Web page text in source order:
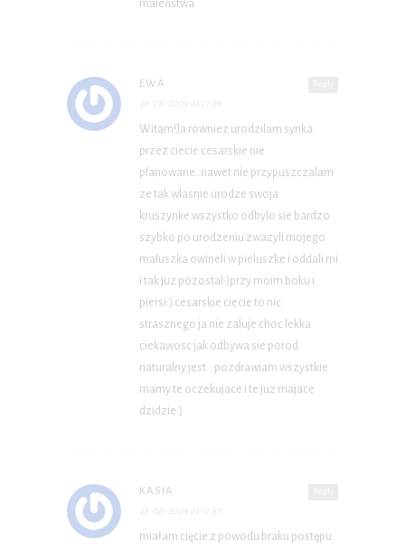
maleństwa.
EWA
Witam!Ja rowniez urodzilam synka
przez ciecie cesarskie nie
planowane..nawet nie przypuszczalam
ze tak wlasnie urodze swoja
kruszynke.wszystko odbylo sie bardzo
szybko po urodzeniu zwazyli mojego
maluszka owineli w pieluszke i oddali mi
i tak juz pozostal:)przy moim boku i
piersi:) cesarskie ciecie to nic
strasznego ja nie zaluje choc lekka
ciekawosc jak odbywa sie porod
naturalny jest…pozdrawiam wszystkie
mamy te oczekujace i te juz majace
dzidzie:)
KASIA
miałam cięcie z powodu braku postępu